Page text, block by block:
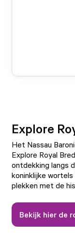
Explore
Het Nassau
Explore Royal
ontdekking langs
koninklijke
plekken met de
Bekijk hier de